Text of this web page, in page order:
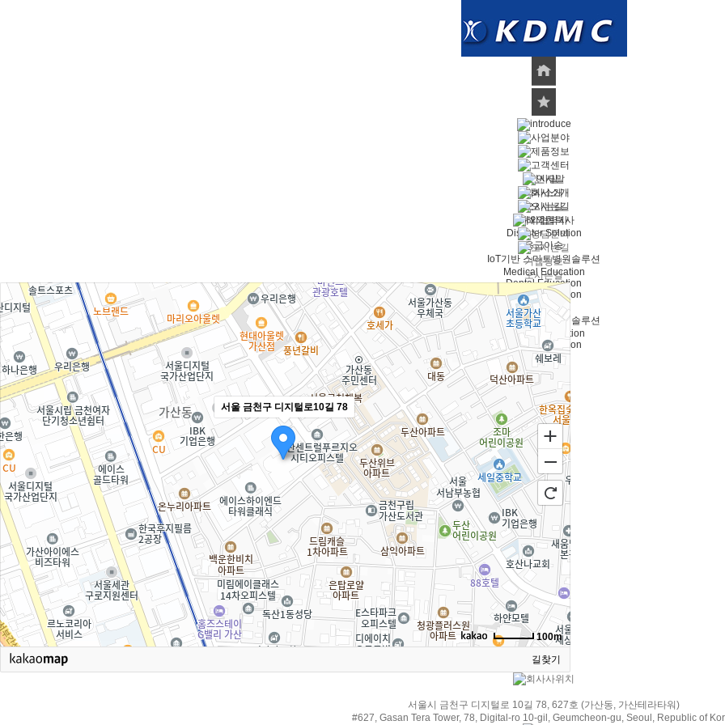
인사말
회사소개
오시는길
해외협력사
Disaster Solution
응급이송
IoT기반 스마트병원솔루션
Medical Education
Dental Education
Disaster Solution
응급이송
IoT기반 스마트병원솔루션
Medical Education
Dental Education
공지 및 뉴스
자료실
견적문의
기업정보
오시는길
서울 금천구 디지털로10길 78
100m
길찾기
서울시 금천구 디지털로 10길 78, 627호 (가산동, 가산테라타워)
#627, Gasan Tera Tower, 78, Digital-ro 10-gil, Geumcheon-gu, Seoul, Republic of